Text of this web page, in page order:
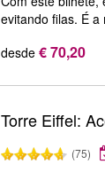
evitando filas. É
desde € 70,20
Torre Eiffel:
(75)